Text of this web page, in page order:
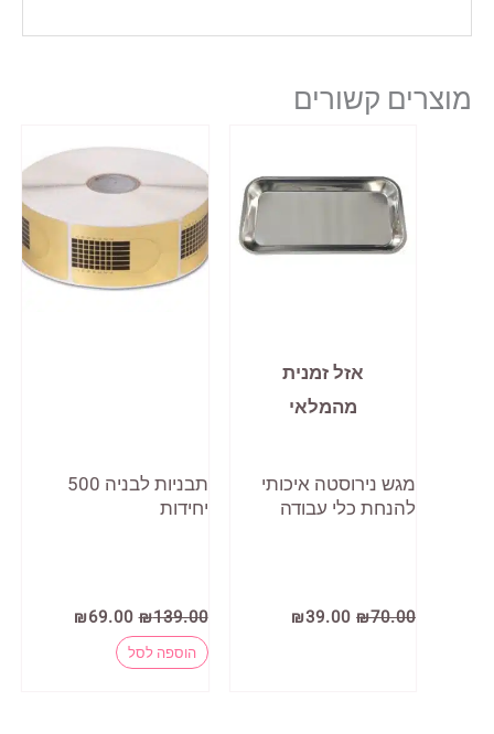
מוצרים קשורים
אזל זמנית
מהמלאי
מגש נירוסטה איכותי
להנחת כלי עבודה
₪70.00
המחיר
המקורי
₪39.00
תבניות לבניה 500
יחידות
₪139.00
המחיר
המקורי
היה:
₪139.00.
₪69.00
הוספה לסל